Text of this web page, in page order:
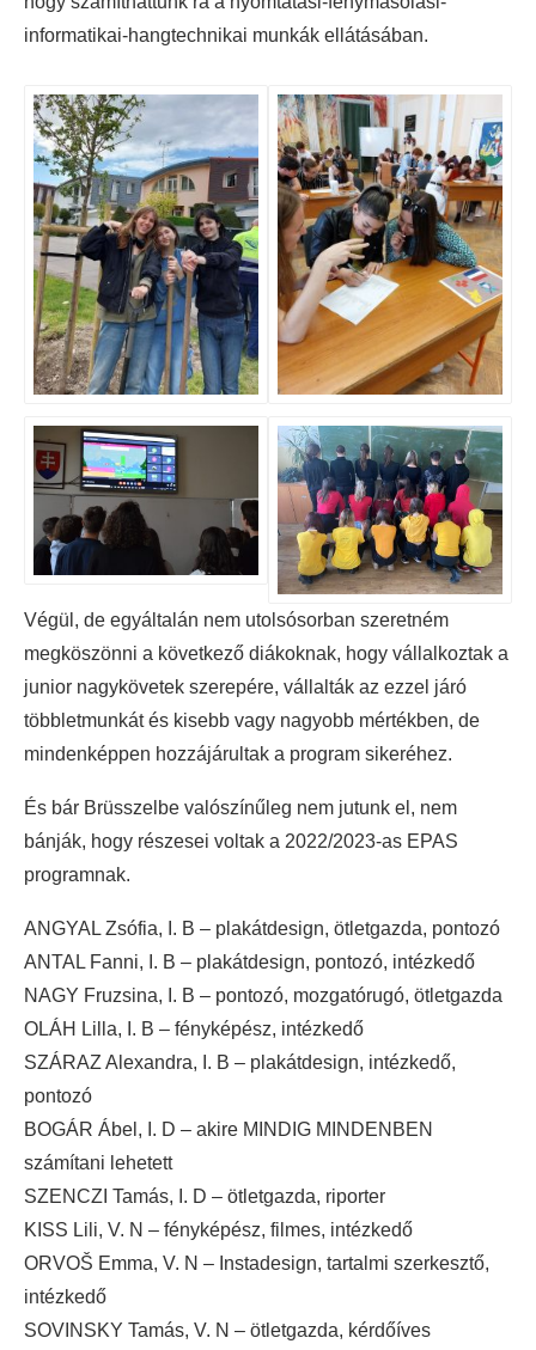
informatikai-hangtechnikai munkák ellátásában.
Végül, de egyáltalán nem utolsósorban szeretném
megköszönni a következő diákoknak, hogy vállalkoztak a
junior nagykövetek szerepére, vállalták az ezzel járó
többletmunkát és kisebb vagy nagyobb mértékben, de
mindenképpen hozzájárultak a program sikeréhez.
És bár Brüsszelbe valószínűleg nem jutunk el, nem
bánják, hogy részesei voltak a 2022/2023-as EPAS
programnak.
ANGYAL Zsófia, I. B – plakátdesign, ötletgazda, pontozó
ANTAL Fanni, I. B – plakátdesign, pontozó, intézkedő
NAGY Fruzsina, I. B – pontozó, mozgatórugó, ötletgazda
OLÁH Lilla, I. B – fényképész, intézkedő
SZÁRAZ Alexandra, I. B – plakátdesign, intézkedő,
pontozó
BOGÁR Ábel, I. D – akire MINDIG MINDENBEN
számítani lehetett
SZENCZI Tamás, I. D – ötletgazda, riporter
KISS Lili, V. N – fényképész, filmes, intézkedő
ORVOŠ Emma, V. N – Instadesign, tartalmi szerkesztő,
intézkedő
SOVINSKY Tamás, V. N – ötletgazda, kérdőíves